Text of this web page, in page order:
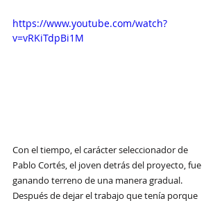
https://www.youtube.com/watch?
v=vRKiTdpBi1M
Con el tiempo, el carácter seleccionador de
Pablo Cortés, el joven detrás del proyecto, fue
ganando terreno de una manera gradual.
Después de dejar el trabajo que tenía porque